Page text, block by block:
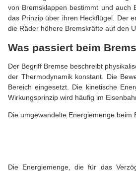
von Bremsklappen bestimmt und auch
das Prinzip über ihren Heckflügel. Der
die Räder höhere Bremskräfte auf den
Was passiert beim
Der Begriff Bremse beschreibt
der Thermodynamik konstant. Die
Bereich eingesetzt. Die kinetische
Wirkungsprinzip wird häufig im
Die umgewandelte Energiemenge
Die Energiemenge, die für das